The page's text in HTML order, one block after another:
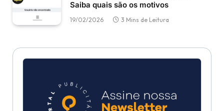
Saiba quais são os motivos
19/02/2026 3 Mins de Leitura